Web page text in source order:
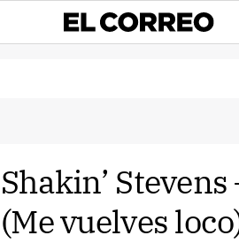
Shakin’
(Me vuelves